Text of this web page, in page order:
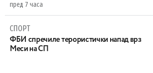
пред 7 часа
СПОРТ
ФБИ спречиле терористички напад врз
Меси на СП